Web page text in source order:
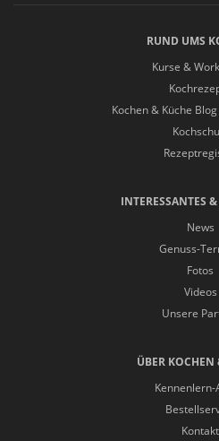
RUND UMS
Kurse &
Kochen & Küche
INTERESSANTES
News
Genuss-
Fotos
Videos
Unsere
ÜBER KOCHEN
Kennenlern-
Kontakt